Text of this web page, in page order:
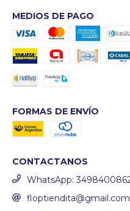
MEDIOS DE PAGO
FORMAS DE ENVÍO
CONTACTANOS
WhatsApp:
floptiendita@gmail.com